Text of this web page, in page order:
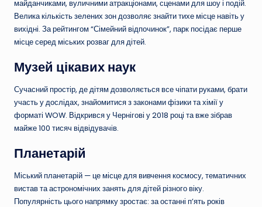
майданчиками, вуличними атракціонами, сценами для шоу і подій.
Велика кількість зелених зон дозволяє знайти тихе місце навіть у
вихідні. За рейтингом “Сімейний відпочинок”, парк посідає перше
місце серед міських розваг для дітей.
Музей цікавих наук
Сучасний простір, де дітям дозволяється все чіпати руками, брати
участь у дослідах, знайомитися з законами фізики та хімії у
форматі WOW. Відкрився у Чернігові у 2018 році та вже зібрав
майже 100 тисяч відвідувачів.
Планетарій
Міський планетарій — це місце для вивчення космосу, тематичних
вистав та астрономічних занять для дітей різного віку.
Популярність цього напрямку зростає: за останні п’ять років